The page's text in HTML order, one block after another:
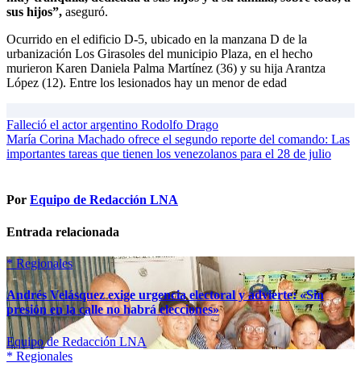
sus hijos”, aseguró.
Ocurrido en el edificio D-5, ubicado en la manzana D de la
urbanización Los Girasoles del municipio Plaza, en el hecho
murieron Karen Daniela Palma Martínez (36) y su hija Arantza
López (12). Entre los lesionados hay un menor de edad
Navegación
de
Falleció el actor argentino Rodolfo Drago
María Corina Machado ofrece el segundo reporte del comando: Las
importantes tareas que tienen los venezolanos para el 28 de julio
Por Equipo de Redacción LNA
Entrada relacionada
* Regionales
Andrés Velásquez exige urgencia electoral y advierte: «Sin
presión en la calle no habrá elecciones»
Equipo de Redacción LNA
* Regionales